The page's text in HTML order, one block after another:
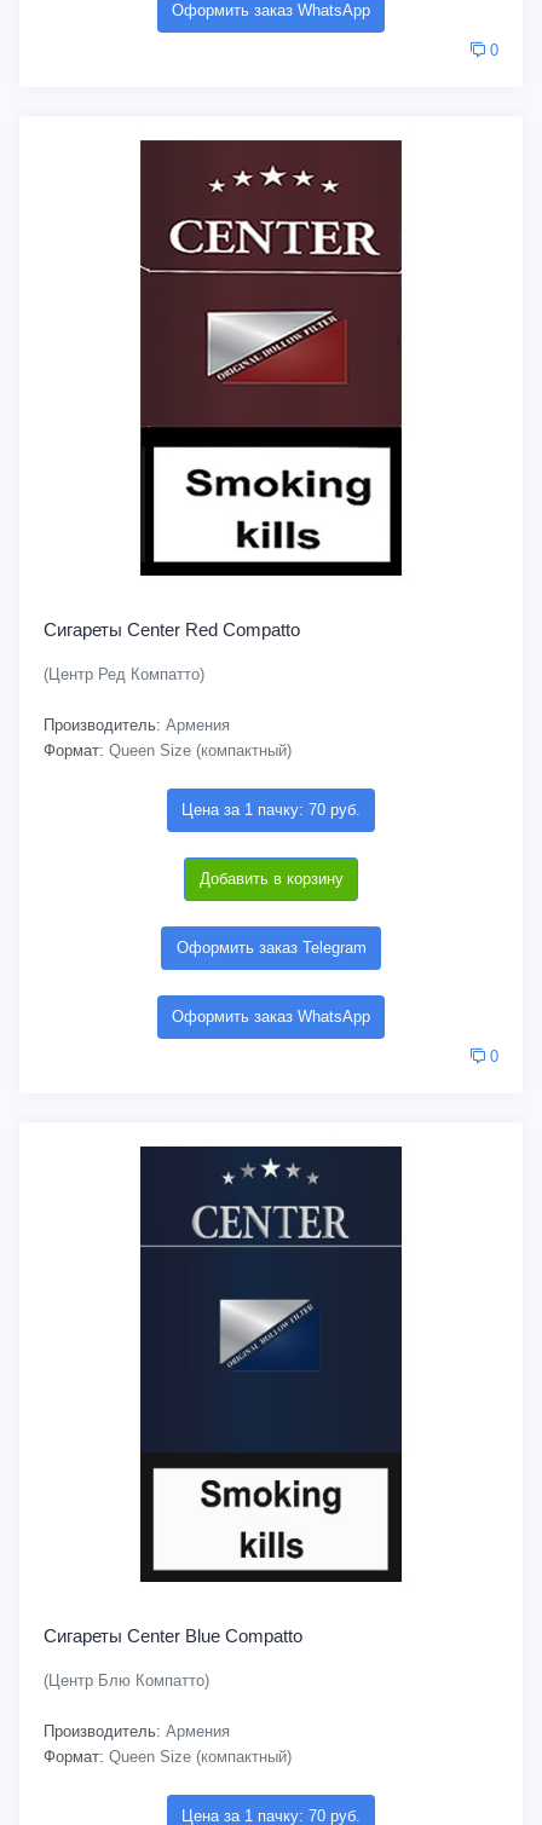
Оформить заказ WhatsApp
0
Сигареты Center Red Compatto
(Центр Ред Компатто)
Производитель: Армения
Формат: Queen Size (компактный)
Цена за 1 пачку: 70 руб.
Добавить в корзину
Оформить заказ Telegram
Оформить заказ WhatsApp
0
Сигареты Center Blue Compatto
(Центр Блю Компатто)
Производитель: Армения
Формат: Queen Size (компактный)
Цена за 1 пачку: 70 руб.